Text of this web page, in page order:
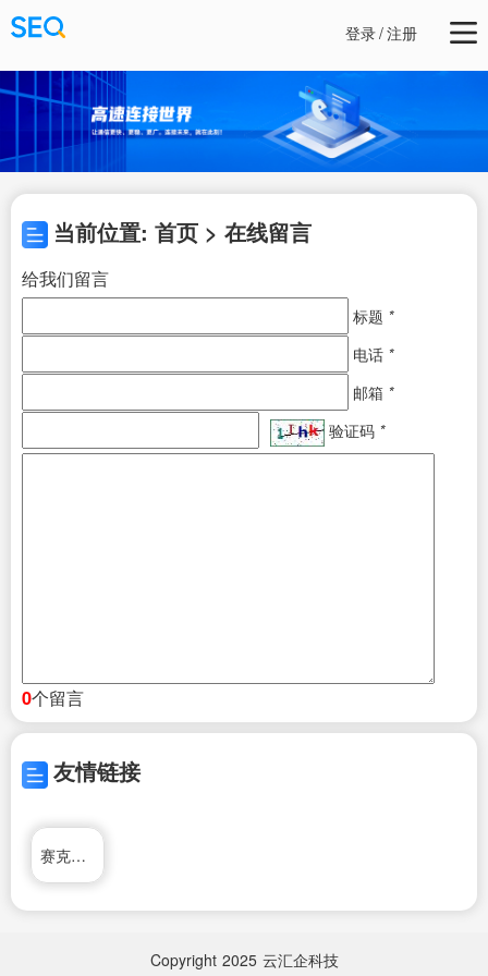
登录/注册
当前位置: 首页 > 在线留言
给我们留言
标题 *
电话 *
邮箱 *
验证码 *
0个留言
友情链接
赛克电动车
Copyright 2025 云汇企科技